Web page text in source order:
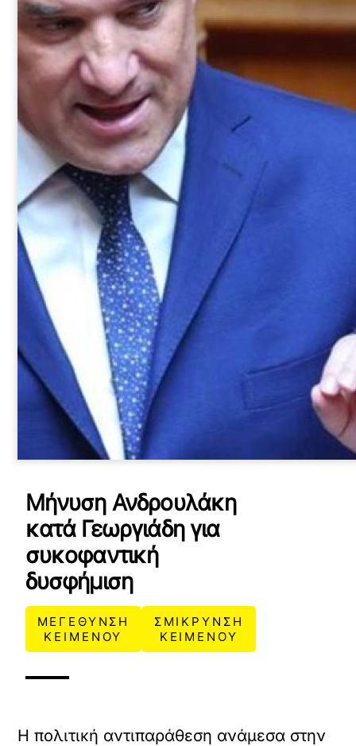
Μήνυση Ανδρουλάκη
κατά Γεωργιάδη για
συκοφαντική
δυσφήμιση
ΜΕΓΕΘΥΝΣΗ
ΚΕΙΜΕΝΟΥ
ΣΜΙΚΡΥΝΣΗ
ΚΕΙΜΕΝΟΥ
Η πολιτική αντιπαράθεση ανάμεσα στην